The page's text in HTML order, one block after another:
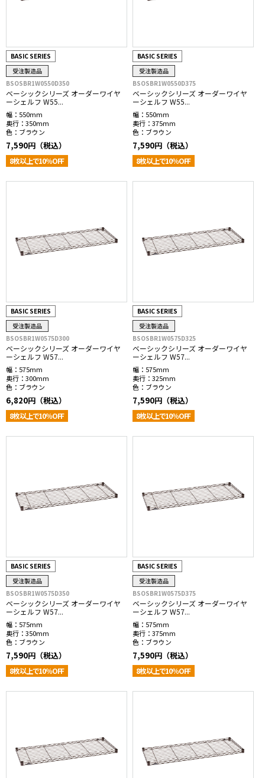
BASIC SERIES
受注製造品
BSOSBR1W0550D350
ベーシックシリーズ オーダーワイヤ
ーシェルフ W55...
幅： 550mm
奥行： 350mm
色： ブラウン
7,590円（税込）
8枚以上で10％OFF
BASIC SERIES
受注製造品
BSOSBR1W0550D375
ベーシックシリーズ オーダーワイヤ
ーシェルフ W55...
幅： 550mm
奥行： 375mm
色： ブラウン
7,590円（税込）
8枚以上で10％OFF
BASIC SERIES
受注製造品
BSOSBR1W0575D300
ベーシックシリーズ オーダーワイヤ
ーシェルフ W57...
幅： 575mm
奥行： 300mm
色： ブラウン
6,820円（税込）
8枚以上で10％OFF
BASIC SERIES
受注製造品
BSOSBR1W0575D325
ベーシックシリーズ オーダーワイヤ
ーシェルフ W57...
幅： 575mm
奥行： 325mm
色： ブラウン
7,590円（税込）
8枚以上で10％OFF
BASIC SERIES
受注製造品
BSOSBR1W0575D350
ベーシックシリーズ オーダーワイヤ
ーシェルフ W57...
幅： 575mm
奥行： 350mm
色： ブラウン
7,590円（税込）
8枚以上で10％OFF
BASIC SERIES
受注製造品
BSOSBR1W0575D375
ベーシックシリーズ オーダーワイヤ
ーシェルフ W57...
幅： 575mm
奥行： 375mm
色： ブラウン
7,590円（税込）
8枚以上で10％OFF